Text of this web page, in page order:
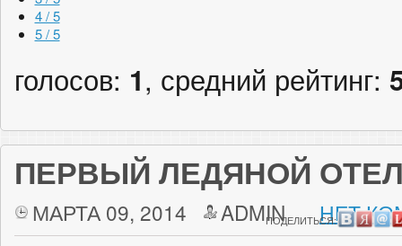
4 / 5
5 / 5
голосов: 1, средний рейтинг:
ПЕРВЫЙ ЛЕДЯНОЙ
МАРТА 09, 2014 ADMIN НЕТ
ПОДЕЛИТЬСЯ: